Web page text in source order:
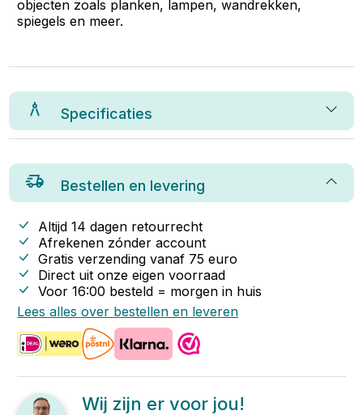
objecten zoals planken, lampen, wandrekken,
spiegels en meer.
Specificaties
Bestellen en levering
Altijd 14 dagen retourrecht
Afrekenen zónder account
Gratis verzending vanaf 75 euro
Direct uit onze eigen voorraad
Voor 16:00 besteld = morgen in huis
Lees alles over bestellen en leveren
Wij zijn er voor jou!